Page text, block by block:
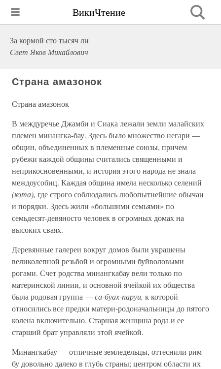
ВикиЧтение
За кормой сто тысяч ли
Свет Яков Михайлович
Страна амазонок
Страна амазонок
В междуречье Джамби и Сиака лежали земли малайских
племен минангка-бау. Здесь было множество негари —
общин, объединенных в племенные союзы, причем
рубежи каждой общины считались священными и
неприкосновенными, и история этого народа не знала
междоусобиц. Каждая община имела несколько селений
(кота), где строго соблюдались любопытнейшие обычаи
и порядки. Здесь жили «большими семьями» по
семьдесят-девяносто человек в огромных домах на
высоких сваях.
Деревянные галереи вокруг домов были украшены
великолепной резьбой и огромными буйволовыми
рогами. Счет родства минангкабау вели только по
материнской линии, и основной ячейкой их общества
была родовая группа —са-буах-паруи, к которой
относились все предки матери-родоначальницы до пятого
колена включительно. Старшая женщина рода и ее
старший брат управляли этой ячейкой.
Минангкабау — отличные земледельцы, оттеснили рим-
бу довольно далеко в глубь страны; центром области их